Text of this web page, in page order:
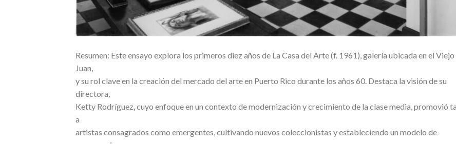
Resumen: Este ensayo explora los primeros diez años de La Casa del Arte (f. 1961), galería ubicada en el Viejo
Juan,
y su rol clave en la creación del mercado del arte en Puerto Rico durante los años 60. Destaca la visión de su
directora,
Ketty Rodríguez, cuyo enfoque en un contexto de modernización y crecimiento de la clase media, promovió
a
artistas consagrados como emergentes, cultivando nuevos coleccionistas y estableciendo un modelo de